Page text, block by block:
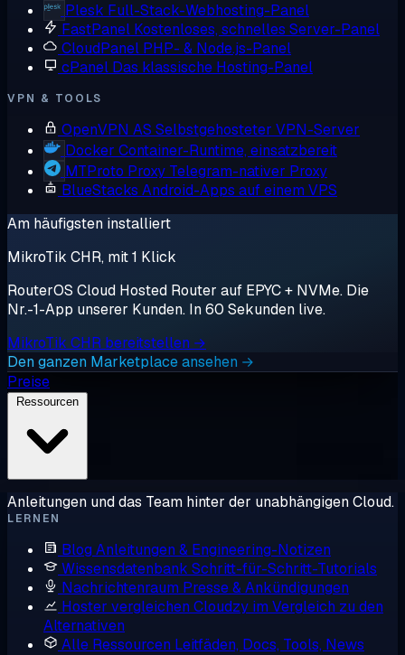
Plesk Full-Stack-Webhosting-Panel
FastPanel Kostenloses, schnelles Server-Panel
CloudPanel PHP- & Node.js-Panel
cPanel Das klassische Hosting-Panel
VPN & TOOLS
OpenVPN AS Selbstgehosteter VPN-Server
Docker Container-Runtime, einsatzbereit
MTProto Proxy Telegram-nativer Proxy
BlueStacks Android-Apps auf einem VPS
Am häufigsten installiert
MikroTik CHR, mit 1 Klick
RouterOS Cloud Hosted Router auf EPYC + NVMe. Die
Nr.-1-App unserer Kunden. In 60 Sekunden live.
MikroTik CHR bereitstellen →
Den ganzen Marketplace ansehen →
Preise
Anleitungen und das Team hinter der unabhängigen Cloud.
LERNEN
Blog Anleitungen & Engineering-Notizen
Wissensdatenbank Schritt-für-Schritt-Tutorials
Nachrichtenraum Presse & Ankündigungen
Hoster vergleichen Cloudzy im Vergleich zu den
Alternativen
Alle Ressourcen Leitfäden, Docs, Tools, News